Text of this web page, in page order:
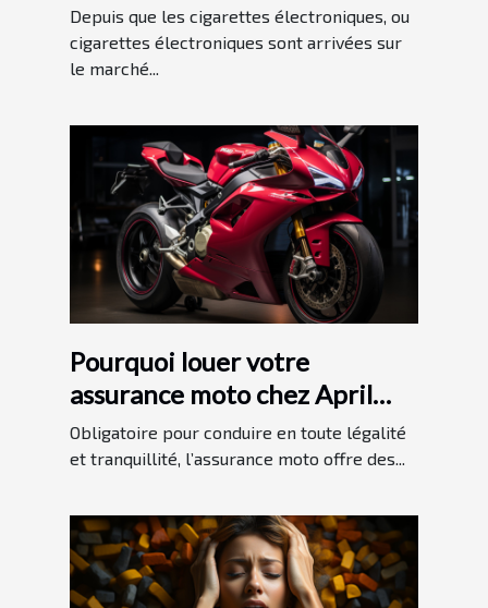
Depuis que les cigarettes électroniques, ou
cigarettes électroniques sont arrivées sur
le marché...
Pourquoi louer votre
assurance moto chez April
moto ?
Obligatoire pour conduire en toute légalité
et tranquillité, l’assurance moto offre des...